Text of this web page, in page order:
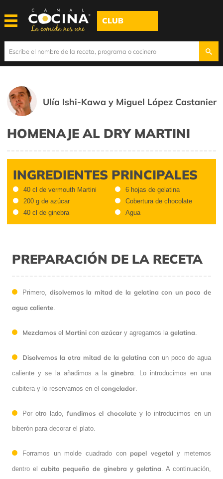
CLUB
Ulía Ishi-Kawa y Miguel López Castanier
HOMENAJE AL DRY MARTINI
INGREDIENTES PRINCIPALES
40 cl de vermouth Martini
200 g de azúcar
40 cl de ginebra
6 hojas de gelatina
Cobertura de chocolate
Agua
PREPARACIÓN DE LA RECETA
Primero, disolvemos la mitad de la gelatina con un poco de
agua caliente
Mezclamos el Martini con azúcar y agregamos la gelatina
Disolvemos la otra mitad de la gelatina con un poco de agua
caliente y se la añadimos a la ginebra . Lo introducimos en una
cubitera y lo reservamos en el congelador
Por otro lado, fundimos el chocolatey lo introducimos en un
biberón para decorar el plato.
Forramos un molde cuadrado con papel vegetaly metemos
dentro elcubito pequeño de ginebra y gelatina . A continuación,